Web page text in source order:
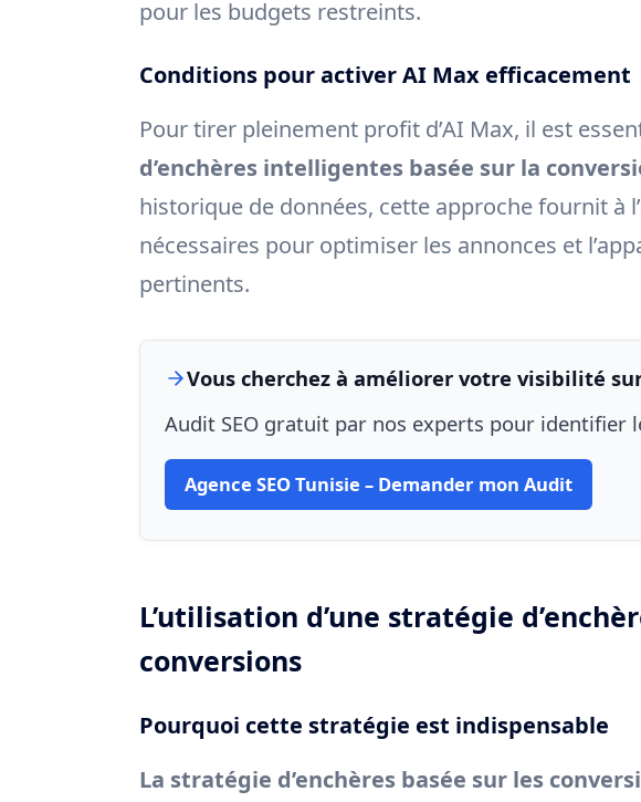
pour les budgets restreints.
Conditions pour activer AI Max efficacement
Pour tirer pleinement profit d’AI Max, il est
d’enchères intelligentes basée sur la
historique de données, cette approche fournit à
nécessaires pour optimiser les annonces et
pertinents.
Vous cherchez à améliorer votre visibilité
Audit SEO gratuit par nos experts pour identifier
Agence SEO Tunisie – Demander mon Audit
L’utilisation d’une stratégie
conversions
Pourquoi cette stratégie est indispensable
La stratégie d’enchères basée sur les